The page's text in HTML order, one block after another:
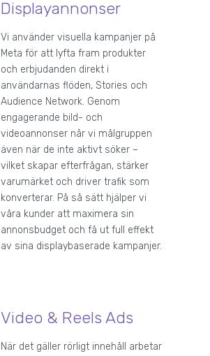
Displayannonser
Vi använder visuella kampanjer på
Meta för att lyfta fram produkter
och erbjudanden direkt i
användarnas flöden, Stories och
Audience Network. Genom
engagerande bild- och
videoannonser når vi målgruppen
även när de inte aktivt söker –
vilket skapar efterfrågan, stärker
varumärket och driver trafik som
konverterar. På så sätt hjälper vi
våra kunder att maximera sin
annonsbudget och få ut full effekt
av sina displaybaserade kampanjer.
Video & Reels Ads
När det gäller rörligt innehåll arbetar